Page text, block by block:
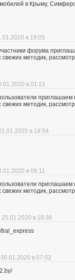
в Крыму,
в 19:05
форума
методик,
в 01:21
приглашаем
методик,
в 18:54
в 06:11
приглашаем
методик,
25.01.2020 в 18:36
tral_express
30.01.2020 в 07:02